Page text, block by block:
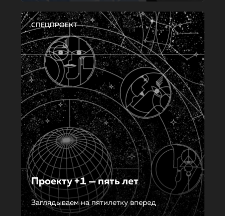
СПЕЦПРОЕКТ
Проекту +1 — пять лет
Заглядываем на пятилетку вперед